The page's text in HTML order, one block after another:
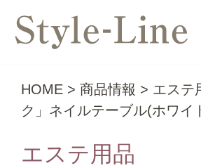
HOME > 商品情報 > エステ
ク」ネイルテーブル(ホワイ
エステ用品